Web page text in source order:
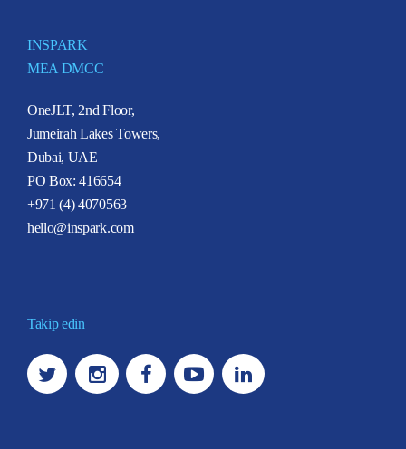
INSPARK
MEA DMCC
OneJLT, 2nd Floor,
Jumeirah Lakes Towers,
Dubai, UAE
PO Box: 416654
+971 (4) 4070563
hello@inspark.com
Takip edin